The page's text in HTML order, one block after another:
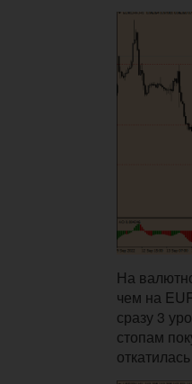
На
чем на
сразу 3
стопам